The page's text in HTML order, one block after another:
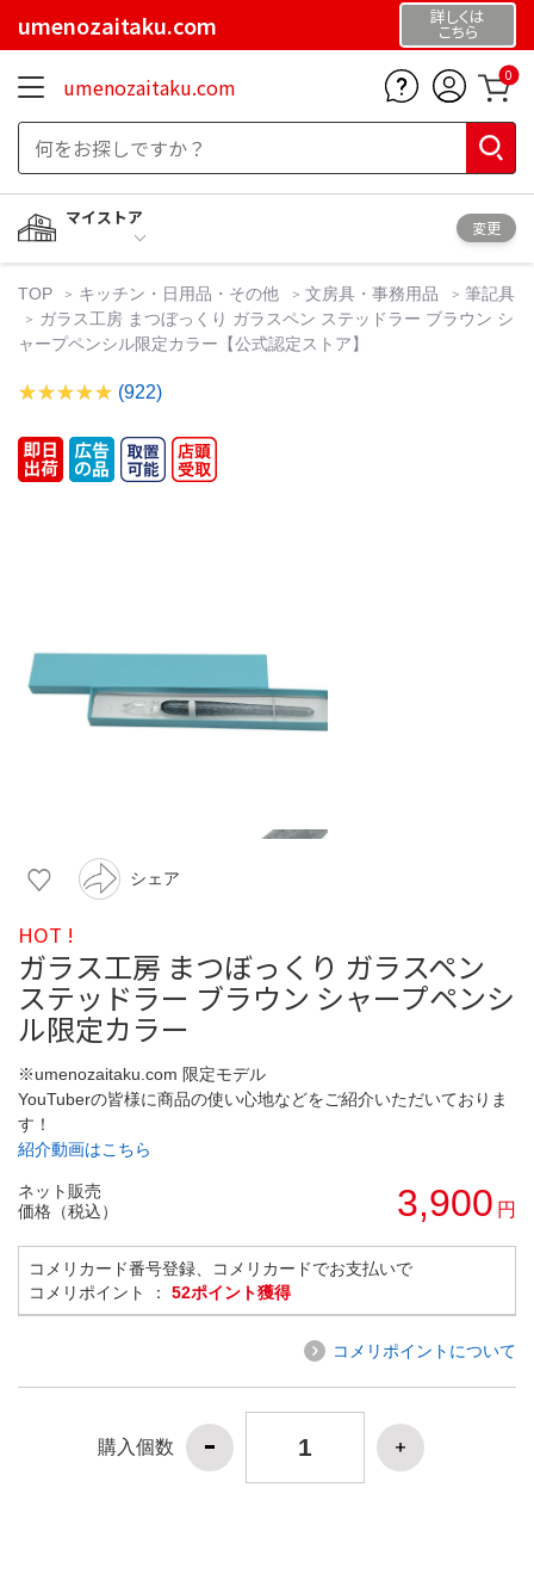
umenozaitaku.com 詳しくは
こちら
umenozaitaku.com 0
マイストア
変更
TOP キッチン・日用品・その他 文房具・事務用品
筆記具
ガラス工房 まつぼっくり ガラスペン ステッドラー ブラウン シ
ャープペンシル限定カラー【公式認定ストア】
(922)
シェア
HOT !
ガラス工房 まつぼっくり ガラスペン
ステッドラー ブラウン シャープペンシ
ル限定カラー
※umenozaitaku.com 限定モデル
YouTuberの皆様に商品の使い心地などをご紹介いただいておりま
す！
紹介動画はこちら
ネット販売
価格（税込）
3,900 円
コメリカード番号登録、コメリカードでお支払いで
コメリポイント ： 52ポイント獲得
コメリポイントについて
購入個数